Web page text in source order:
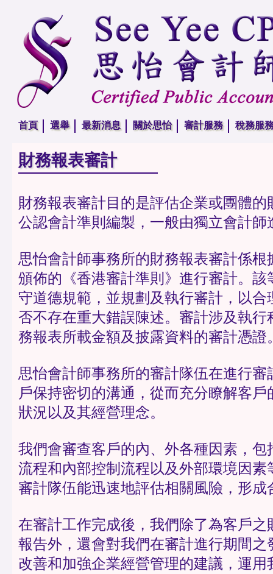
首頁 選舉 最新消息 關於思怡 審計服務 稅務服
財務報表審計
財務報表審計目的是評估企業或團體的
公認會計準則編製，一般由獨立會計師
思怡會計師事務所的財務報表審計係根
頒佈的《香港審計準則》進行審計。該
守道德規範，並規劃及執行審計，以合
否不存在重大錯誤陳述。審計涉及執行
務報表所載金額及披露資料的審計憑證
思怡會計師事務所的審計隊伍在進行審
戶保持密切的溝通，從而充分瞭解客
狀況以及其經營理念。
我們會審查客戶的內、外各種因素，包
流程和內部控制流程以及外部環境因素
審計隊伍能迅速地評估相關風險，形成
在審計工作完成後，我們除了為客戶之
報告外，還會對我們在審計進行期間之
改善和加強企業經營管理的建議，運用